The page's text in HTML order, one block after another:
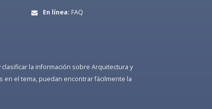
En línea: FAQ
la información sobre Arquitectura y
el tema, puedan encontrar fácilmente la